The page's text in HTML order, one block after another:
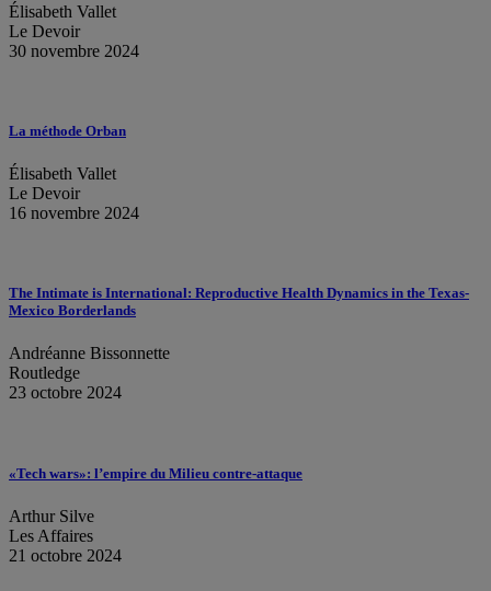
Élisabeth Vallet
Le Devoir
30 novembre 2024
La méthode Orban
Élisabeth Vallet
Le Devoir
16 novembre 2024
The Intimate is International: Reproductive Health Dynamics in the Texas-
Mexico Borderlands
Andréanne Bissonnette
Routledge
23 octobre 2024
«Tech wars»: l’empire du Milieu contre-attaque
Arthur Silve
Les Affaires
21 octobre 2024